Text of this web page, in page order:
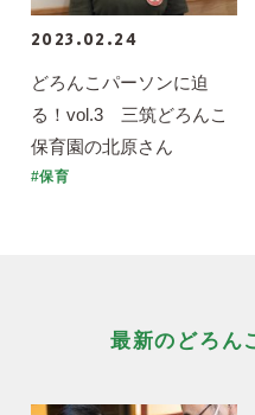
2023.02.24
どろんこパーソンに迫
る！vol.3 三筑どろんこ
保育園の北原さん
#保育
最新のどろん